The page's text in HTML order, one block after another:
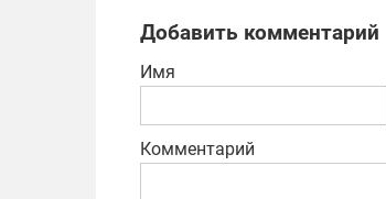
Добавить комментарий
Имя
Комментарий